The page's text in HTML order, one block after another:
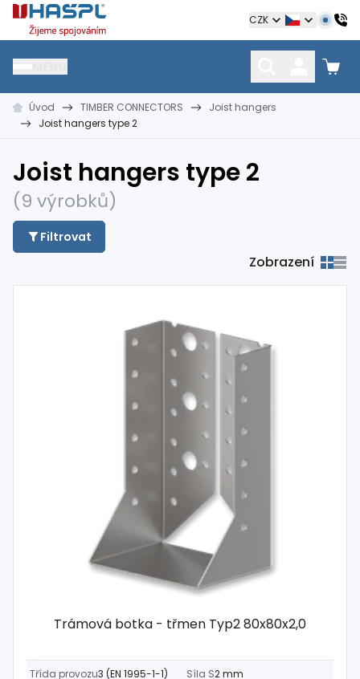
Hašpl CZK
HŘEBÍKY
kramle
SPOJOVACÍ MATERIÁL
vruty, šrouby, matice
KOTEVNÍ TECHNIKA
Úvod TIMBER CONNECTORS
Joist hangers
Joist hangers type 2
Joist hangers type 2
(9 výrobků)
Filtrovat
Zobrazení
Trámová botka - třmen Typ2 80x80x2,0
Třída provozu3 (EN 1995-1-1) Síla S2 mm